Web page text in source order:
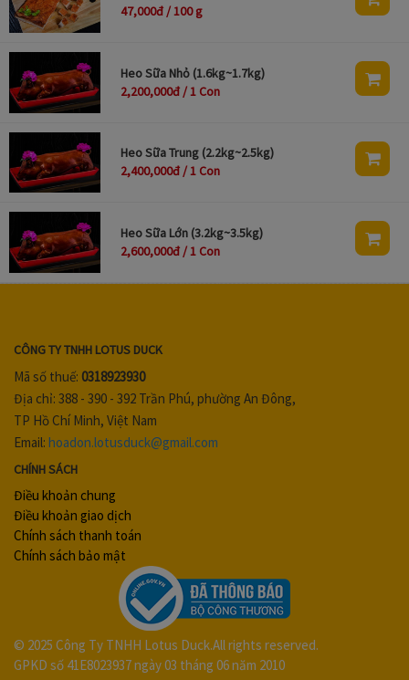
47,000đ / 100 g
Heo Sữa Nhỏ (1.6kg~1.7kg)
2,200,000đ / 1 Con
Heo Sữa Trung (2.2kg~2.5kg)
2,400,000đ / 1 Con
Heo Sữa Lớn (3.2kg~3.5kg)
2,600,000đ / 1 Con
CÔNG TY TNHH LOTUS DUCK
Mã số thuế: 0318923930
Địa chỉ: 388 - 390 - 392 Trần Phú, phường An Đông,
TP Hồ Chí Minh, Việt Nam
Email: hoadon.lotusduck@gmail.com
CHÍNH SÁCH
Điều khoản chung
Điều khoản giao dịch
Chính sách thanh toán
Chính sách bảo mật
© 2025 Công Ty TNHH Lotus Duck.All rights reserved.
GPKD số 41E8023937 ngày 03 tháng 06 năm 2010